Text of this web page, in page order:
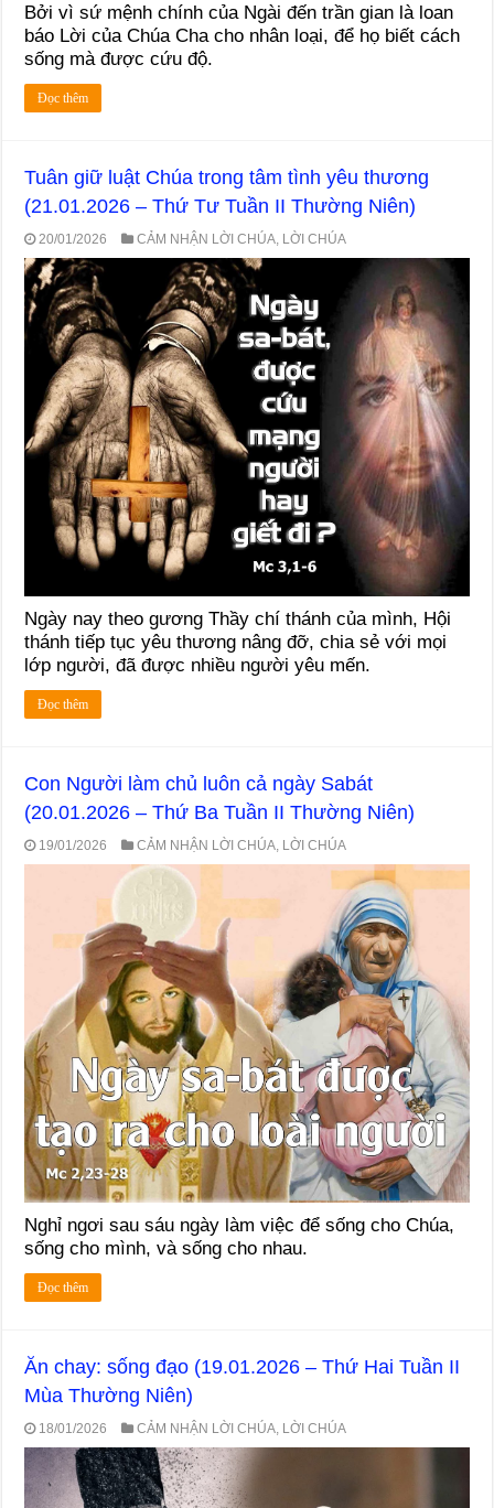
Bởi vì sứ mệnh chính của Ngài đến trần gian là loan
báo Lời của Chúa Cha cho nhân loại, để họ biết cách
sống mà được cứu độ.
Đọc thêm
Tuân giữ luật Chúa trong tâm tình yêu thương
(21.01.2026 – Thứ Tư Tuần II Thường Niên)
20/01/2026 CẢM NHẬN LỜI CHÚA LỜI CHÚA
Ngày nay theo gương Thầy chí thánh của mình, Hội
thánh tiếp tục yêu thương nâng đỡ, chia sẻ với mọi
lớp người, đã được nhiều người yêu mến.
Đọc thêm
Con Người làm chủ luôn cả ngày Sabát
(20.01.2026 – Thứ Ba Tuần II Thường Niên)
19/01/2026 CẢM NHẬN LỜI CHÚA LỜI CHÚA
Nghỉ ngơi sau sáu ngày làm việc để sống cho Chúa,
sống cho mình, và sống cho nhau.
Đọc thêm
Ăn chay: sống đạo (19.01.2026 – Thứ Hai Tuần II
Mùa Thường Niên)
18/01/2026 CẢM NHẬN LỜI CHÚA, LỜI CHÚA